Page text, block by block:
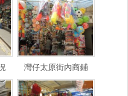
灣仔太原街內商鋪